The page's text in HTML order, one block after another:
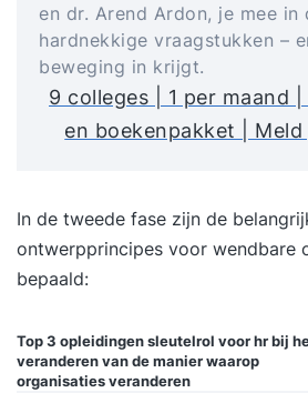
en dr. Arend Ardon, je mee
hardnekkige vraagstukken –
beweging in krijgt.
9 colleges | 1 per maand
en boekenpakket | Meld
In de tweede fase zijn de
ontwerpprincipes voor wendbare
bepaald:
Top 3 opleidingensleutelrol voor hr bij
veranderen van de manier waarop
organisaties veranderen